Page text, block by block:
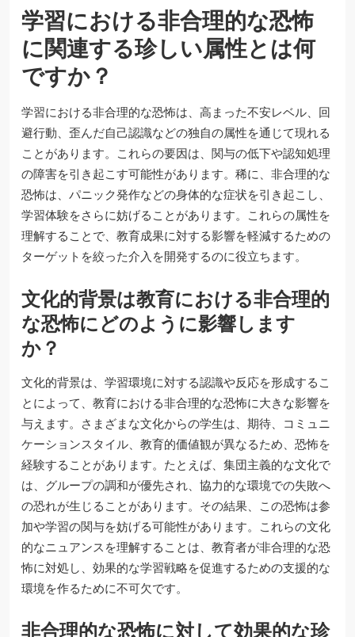
学習における非合理的な恐怖
に関連する珍しい属性とは何
ですか？
学習における非合理的な恐怖は、高まった不安レベル、回
避行動、歪んだ自己認識などの独自の属性を通じて現れる
ことがあります。これらの要因は、関与の低下や認知処理
の障害を引き起こす可能性があります。稀に、非合理的な
恐怖は、パニック発作などの身体的な症状を引き起こし、
学習体験をさらに妨げることがあります。これらの属性を
理解することで、教育成果に対する影響を軽減するための
ターゲットを絞った介入を開発するのに役立ちます。
文化的背景は教育における非合理的
な恐怖にどのように影響します
か？
文化的背景は、学習環境に対する認識や反応を形成するこ
とによって、教育における非合理的な恐怖に大きな影響を
与えます。さまざまな文化からの学生は、期待、コミュニ
ケーションスタイル、教育的価値観が異なるため、恐怖を
経験することがあります。たとえば、集団主義的な文化で
は、グループの調和が優先され、協力的な環境での失敗へ
の恐れが生じることがあります。その結果、この恐怖は参
加や学習の関与を妨げる可能性があります。これらの文化
的なニュアンスを理解することは、教育者が非合理的な恐
怖に対処し、効果的な学習戦略を促進するための支援的な
環境を作るために不可欠です。
非合理的な恐怖に対して効果的な珍